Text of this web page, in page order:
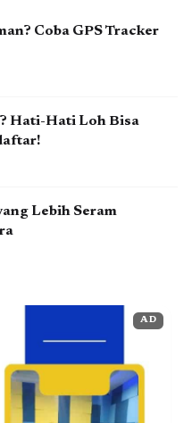
Coba GPS Tracker
Hati-Hati Loh Bisa
Lebih Seram
AD